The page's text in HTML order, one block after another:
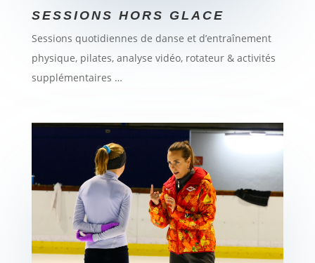
SESSIONS HORS GLACE
Sessions quotidiennes de danse et d’entraînement
physique, pilates, analyse vidéo, rotateur & activités
supplémentaires …